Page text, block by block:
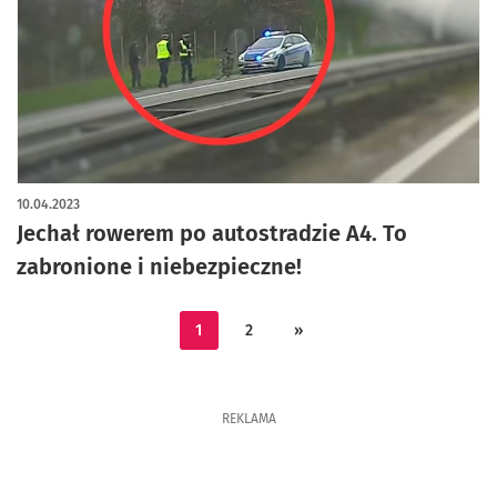
Jechał rowerem po autostradzie A4. To
zabronione i niebezpieczne!
10.04.2023
1 2 »
REKLAMA